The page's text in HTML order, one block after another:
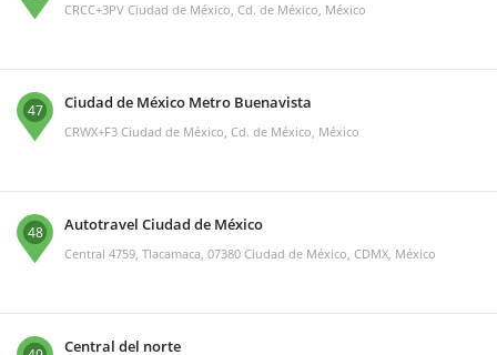
CRCC+3PV Ciudad de México, Cd. de México, México
47 Ciudad de México Metro Buenavista
CRWX+F3 Ciudad de México, Cd. de México, México
48 Autotravel Ciudad de México
Central 4759, Tlacamaca, 07380 Ciudad de México, CDMX, México
Central del norte